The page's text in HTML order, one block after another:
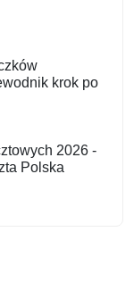
krok po
2026 -
Polska